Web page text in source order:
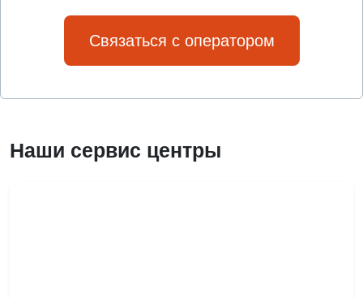
Связаться с оператором
Наши сервис центры